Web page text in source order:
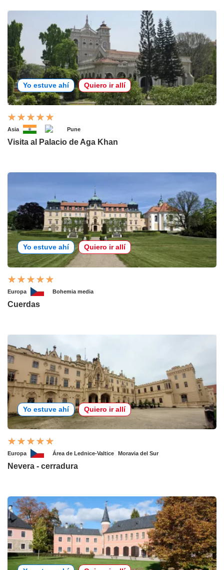
Yo estuve ahí Quiero ir allí
Asia Pune
Visita al Palacio de Aga Khan
Yo estuve ahí Quiero ir allí
Europa Bohemia media
Cuerdas
Yo estuve ahí Quiero ir allí
Europa Área de Lednice-Valtice Moravia del Sur
Nevera - cerradura